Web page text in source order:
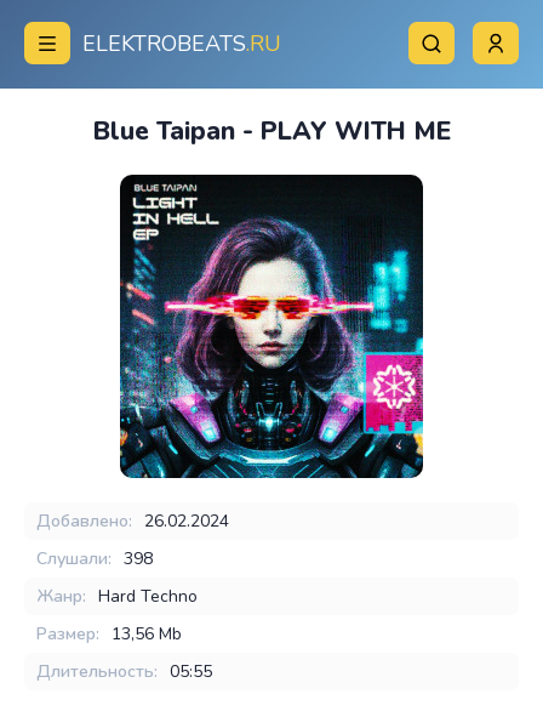
ELEKTROBEATS.RU
Blue Taipan - PLAY WITH ME
Добавлено:
26.02.2024
Слушали: 398
Жанр: Hard Techno
Размер:
13,56 Mb
Длительность: 05:55